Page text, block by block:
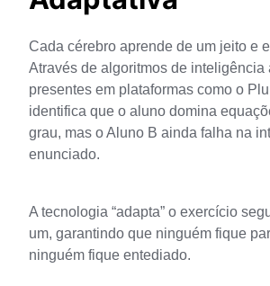
Cada cérebro aprende de um jeito e
Através de algoritmos de inteligência
presentes em plataformas como o
identifica que o aluno domina
grau, mas o Aluno B ainda falha na
enunciado.
A tecnologia “adapta” o exercício
um, garantindo que ninguém fique
ninguém fique entediado.